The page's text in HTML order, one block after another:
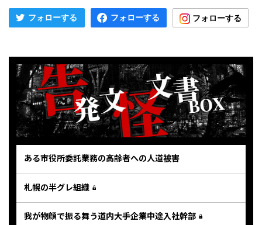
ある市役所委託業務の高齢者への人道被害
札幌の半グレ組織
我が物顔で振る舞う道内大手企業中途入社幹部